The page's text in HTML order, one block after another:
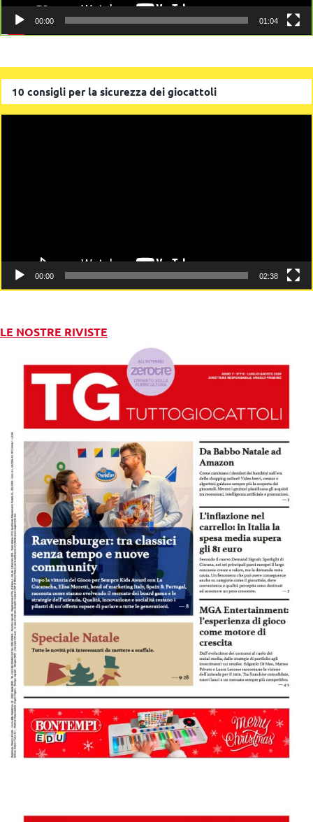
00:00 01:04
10 consigli per la sicurezza dei giocattoli
00:00 02:38
LE NOSTRE RIVISTE